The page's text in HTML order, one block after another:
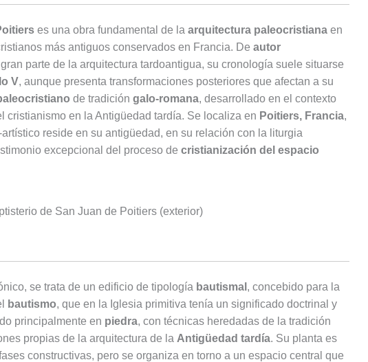
es una obra fundamental de la arquitectura paleocristiana en
más antiguos conservados en Francia. De autor
parte de la arquitectura tardoantigua, su cronología suele situarse
V, aunque presenta transformaciones posteriores que afectan a su
de tradición galo-romana, desarrollado en el contexto
cristianismo en la Antigüedad tardía. Se localiza en Poitiers, Francia,
reside en su antigüedad, en su relación con la liturgia
excepcional del proceso de cristianización del espacio
de San Juan de Poitiers (exterior)
se trata de un edificio de tipología bautismal , concebido para la
bautismo, que en la Iglesia primitiva tenía un significado doctrinal y
principalmente en piedra, con técnicas heredadas de la tradición
propias de la arquitectura de la Antigüedad tardía. Su planta es
constructivas, pero se organiza en torno a un espacio central que